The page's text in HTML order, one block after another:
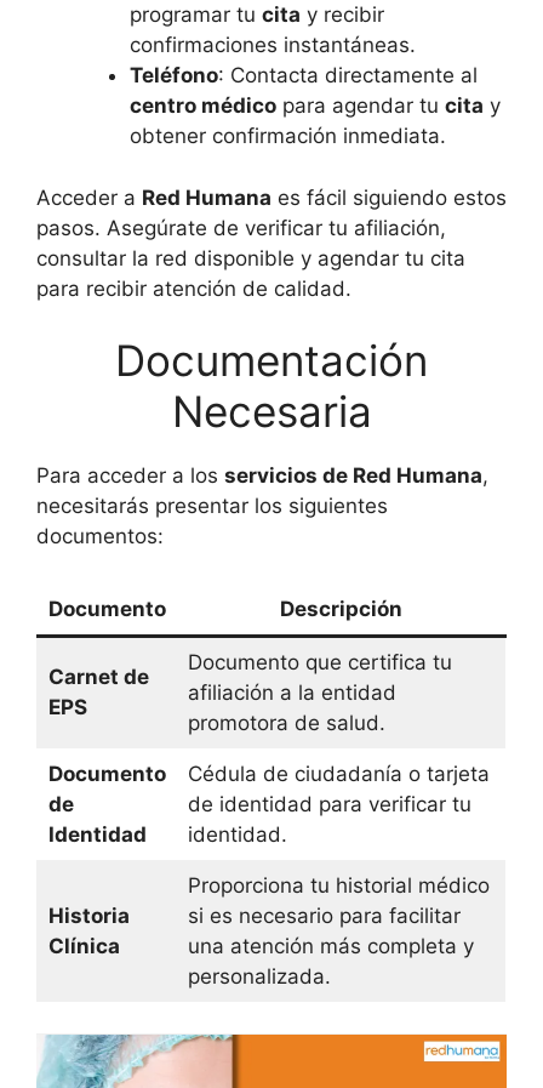
programar tu cita y recibir
confirmaciones instantáneas.
Teléfono: Contacta directamente al
centro médicopara agendar tu cita y
obtener confirmación inmediata.
Acceder a Red Humana es fácil siguiendo estos
pasos. Asegúrate de verificar tu afiliación,
consultar la red disponible y agendar tu cita
para recibir atención de calidad.
Documentación
Necesaria
Para acceder a los servicios de Red Humana,
necesitarás presentar los siguientes
documentos:
Documento Descripción
Carnet de
EPS
Documento que certifica tu
afiliación a la entidad
promotora de salud.
Documento
de
Identidad
Cédula de ciudadanía o tarjeta
de identidad para verificar tu
identidad.
Historia
Clínica
Proporciona tu historial médico
si es necesario para facilitar
una atención más completa y
personalizada.